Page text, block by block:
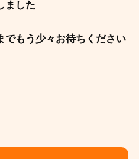
ました
でもう少々お待ちください